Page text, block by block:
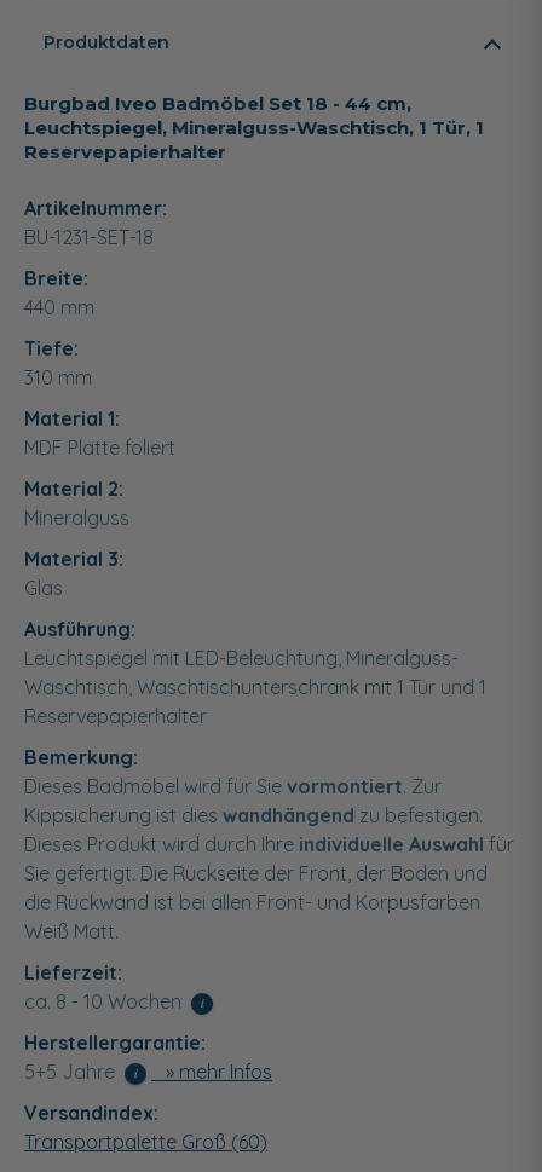
Produktdaten
Burgbad Iveo Badmöbel Set 18 - 44 cm,
Leuchtspiegel, Mineralguss-Waschtisch, 1 Tür, 1
Reservepapierhalter
Artikelnummer:
BU-1231-SET-18
Breite:
440 mm
Tiefe:
310 mm
Material 1:
MDF Platte foliert
Material 2:
Mineralguss
Material 3:
Glas
Ausführung:
Leuchtspiegel mit LED-Beleuchtung, Mineralguss-
Waschtisch, Waschtischunterschrank mit 1 Tür und 1
Reservepapierhalter
Bemerkung:
Dieses Badmöbel wird für Sie vormontiert. Zur
Kippsicherung ist dies wandhängend zu befestigen.
Dieses Produkt wird durch Ihre individuelle Auswahl für
Sie gefertigt. Die Rückseite der Front, der Boden und
die Rückwand ist bei allen Front- und Korpusfarben
Weiß Matt.
Lieferzeit:
ca. 8 - 10 Wochen
i
Herstellergarantie:
5+5 Jahre
i
» mehr Infos
Versandindex:
Transportpalette Groß (60)